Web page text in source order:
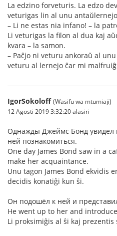
La edzino forveturis. La edzo
veturigas lin al unu
– Li ne estas nia infano! – la
Li veturigas la filon al dua kaj
kvara – la samon.
– Paĉjo ni veturu ankoraŭ al
veturu al lernejo ĉar mi
IgorSokoloff (Wasifu wa mtumiaji)
12 Agosti 2019 3:32:20 alasiri
Однажды Джеймс Бонд увидел
ней познакомиться.
One day James Bond saw in a
make her acquaintance.
Unu tagon James Bond ekvidis
decidis konatiĝi kun ŝi.
Он подошёл к ней и
He went up to her and
Li proksimiĝis al ŝi kaj prezentis